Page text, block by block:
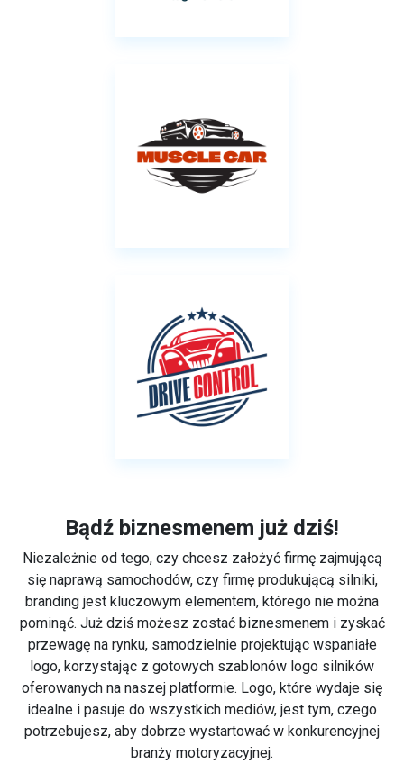
Bądź biznesmenem już dziś!
Niezależnie od tego, czy chcesz założyć firmę zajmującą
się naprawą samochodów, czy firmę produkującą silniki,
branding jest kluczowym elementem, którego nie można
pominąć. Już dziś możesz zostać biznesmenem i zyskać
przewagę na rynku, samodzielnie projektując wspaniałe
logo, korzystając z gotowych szablonów logo silników
oferowanych na naszej platformie. Logo, które wydaje się
idealne i pasuje do wszystkich mediów, jest tym, czego
potrzebujesz, aby dobrze wystartować w konkurencyjnej
branży motoryzacyjnej.